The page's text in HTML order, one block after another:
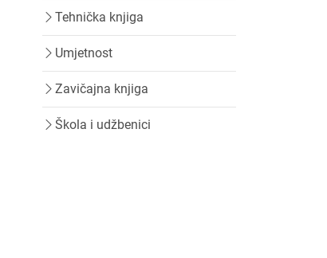
Tehnička knjiga
Umjetnost
Zavičajna knjiga
Škola i udžbenici